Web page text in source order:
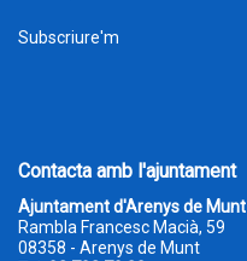
Subscriure'm
Contacta amb l'ajuntament
Ajuntament d'Arenys de Munt
Rambla Francesc Macià, 59
08358 - Arenys de Munt